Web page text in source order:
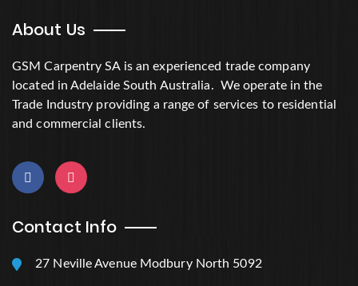
About Us
GSM Carpentry SA is an experienced trade company
located in Adelaide South Australia. We operate in the
Trade Industry providing a range of services to residential
and commercial clients.
Contact Info
27 Neville Avenue Modbury North 5092